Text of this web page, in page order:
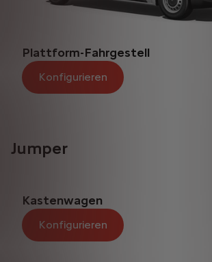
Plattform-Fahrgestell
Konfigurieren
Jumper
Kastenwagen
Konfigurieren